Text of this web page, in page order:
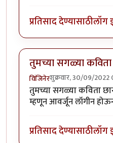
प्रतिसाद देण्यासाठीलॉग
तुमच्या सगळ्या
विंजिनेरशुक्रवार, 30/09/2022
तुमच्या सगळ्या कविता
म्हणून आवर्जून लॉगीन होऊन
प्रतिसाद देण्यासाठीलॉग